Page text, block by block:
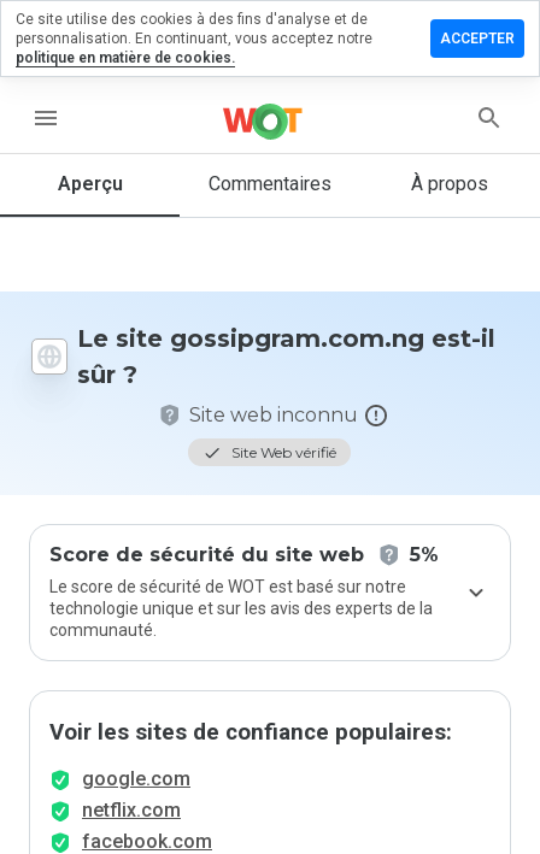
menu
Aperçu Commentaires À propos
Le site gossipgram.com.ng est-il
sûr ?
Site web inconnu
Site Web vérifié
Score de sécurité du site web 5%
Le score de sécurité de WOT est basé sur notre
technologie unique et sur les avis des experts de la
communauté.
Voir les sites de confiance populaires:
google.com
netflix.com
facebook.com
un
sur
Quelle
donneriez-
Ce site utilise des cookies à des fins d'analyse et de
personnalisation. En continuant, vous acceptez notre
politique en matière de cookies.
ACCEPTER